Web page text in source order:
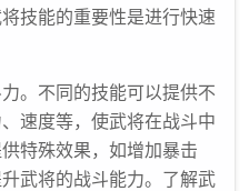
技能的重要性是进行快速
。不同的技能可以提供不
速度等，使武将在战斗中
特殊效果，如增加暴击
武将的战斗能力。了解武